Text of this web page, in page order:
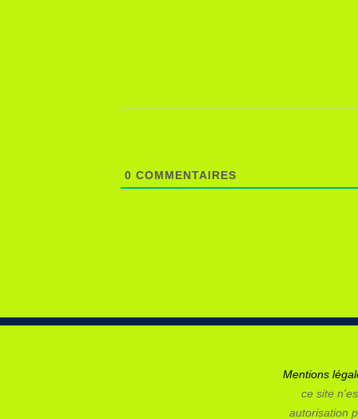
0 COMMENTAIRES
Mentions
ce site
autorisation